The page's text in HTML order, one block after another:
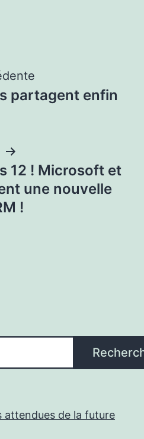
partagent enfin
12 ! Microsoft et
une nouvelle
!
attendues de la future